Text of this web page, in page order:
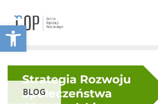
Otwórz pasek
BLOG